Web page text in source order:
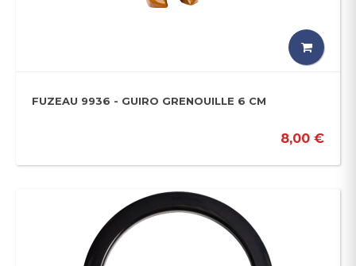
FUZEAU 9936 - GUIRO GRENOUILLE 6 CM
8,00 €